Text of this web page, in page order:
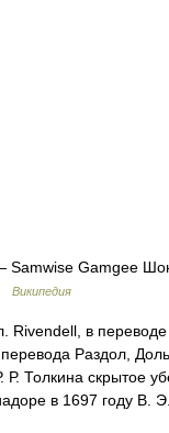
Samwise Gamgee
Википедия
Rivendell, в
Раздол,
Р. Толкина скрытое
в 1697 году В.